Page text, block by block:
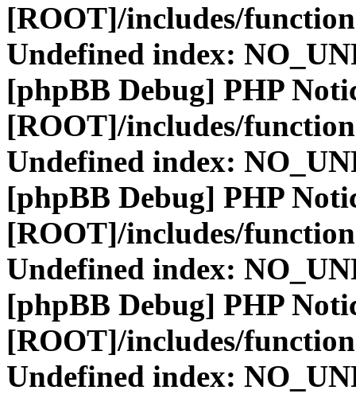
[ROOT]/includes/
Undefined index:
[phpBB Debug] PHP
[ROOT]/includes/
Undefined index:
[phpBB Debug] PHP
[ROOT]/includes/
Undefined index:
[phpBB Debug] PHP
[ROOT]/includes/
Undefined index: